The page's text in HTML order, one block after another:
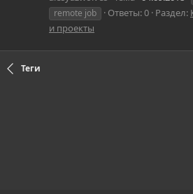
remote job
Ответы: 0 Раздел:
и проекты
Теги